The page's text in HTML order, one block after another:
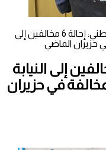
الاقتصاد الوطني: إحالة 6 مخالفين إلى
الوطني: إحالة 6 مخالفين إلى النيابة
المخالفة في حزيران